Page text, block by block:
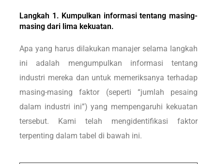
Langkah 1. Kumpulkan informasi tentang masing-
masing dari lima kekuatan.
Apa yang harus dilakukan manajer selama langkah
ini adalah mengumpulkan informasi tentang
industri mereka dan untuk memeriksanya terhadap
masing-masing faktor (seperti “jumlah pesaing
dalam industri ini”) yang mempengaruhi kekuatan
tersebut. Kami telah mengidentifikasi faktor
terpenting dalam tabel di bawah ini.